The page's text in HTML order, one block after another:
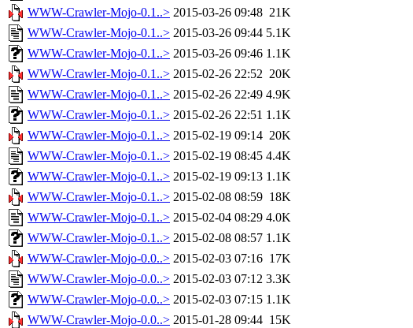
WWW-Crawler-Mojo-0.1..> 2015-03-26 09:48 21K
WWW-Crawler-Mojo-0.1..> 2015-03-26 09:44 5.1K
WWW-Crawler-Mojo-0.1..> 2015-03-26 09:46 1.1K
WWW-Crawler-Mojo-0.1..> 2015-02-26 22:52 20K
WWW-Crawler-Mojo-0.1..> 2015-02-26 22:49 4.9K
WWW-Crawler-Mojo-0.1..> 2015-02-26 22:51 1.1K
WWW-Crawler-Mojo-0.1..> 2015-02-19 09:14 20K
WWW-Crawler-Mojo-0.1..> 2015-02-19 08:45 4.4K
WWW-Crawler-Mojo-0.1..> 2015-02-19 09:13 1.1K
WWW-Crawler-Mojo-0.1..> 2015-02-08 08:59 18K
WWW-Crawler-Mojo-0.1..> 2015-02-04 08:29 4.0K
WWW-Crawler-Mojo-0.1..> 2015-02-08 08:57 1.1K
WWW-Crawler-Mojo-0.0..> 2015-02-03 07:16 17K
WWW-Crawler-Mojo-0.0..> 2015-02-03 07:12 3.3K
WWW-Crawler-Mojo-0.0..> 2015-02-03 07:15 1.1K
WWW-Crawler-Mojo-0.0..> 2015-01-28 09:44 15K